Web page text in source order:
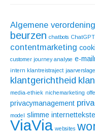
Algemene
beurzen chatbots ChatGPT
contentmarketing
customer journey analyse e-
intern klantreistraject
klantgerichtheid
media-ethiek nichemarketing
privacymanagement
model slimme
ViaVia websites